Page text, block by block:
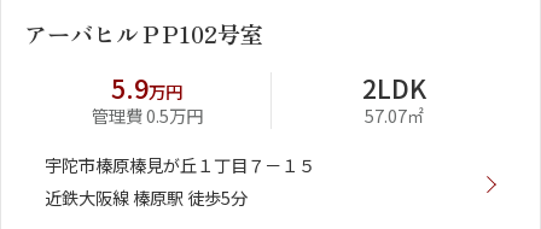
アーバヒルＰP102号室
5.9万円
管理費 0.5万円
2LDK
57.07㎡
宇陀市榛原榛見が丘１丁目７－１５
近鉄大阪線 榛原駅 徒歩5分